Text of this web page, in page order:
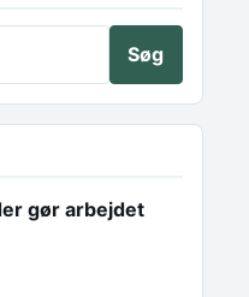
gør arbejdet